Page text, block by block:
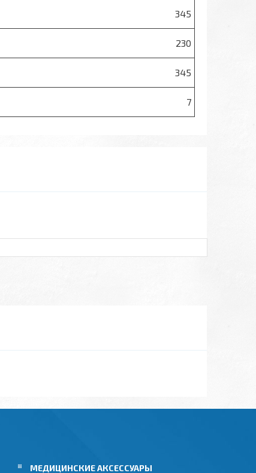
345
230
345
7
МЕДИЦИНСКИЕ АКСЕССУАРЫ